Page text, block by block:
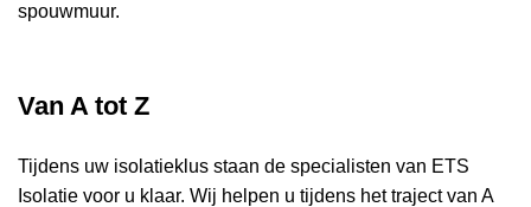
spouwmuur.
Van A tot Z
Tijdens uw isolatieklus staan de specialisten van ETS
Isolatie voor u klaar. Wij helpen u tijdens het traject van A